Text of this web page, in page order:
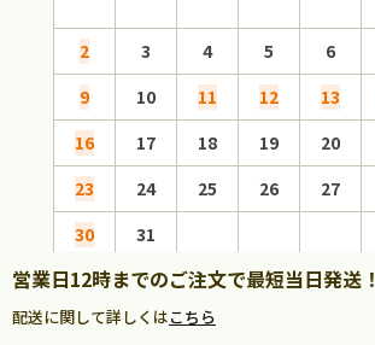
2
3 4 5 6
9
10 11 12 13
16
17 18 19 20
23
24 25 26 27
30
31
営業日12時までのご注文で最短当日発送！
配送に関して詳しくはこちら